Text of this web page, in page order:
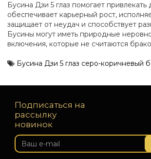
Бусина Дзи 5 глаз помогает привлекать
обеспечивает карьерный рост,
защищает от неудач и способствует
Бусины могут иметь природные
включения, которые не считаются
Бусина Дзи 5 глаз серо-коричневый
Подписаться на
рассылку
новинок